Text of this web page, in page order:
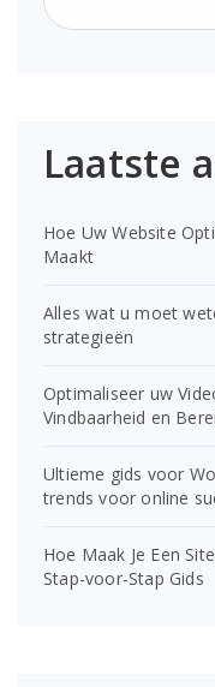
Laatste
Hoe Uw Website
Maakt
Alles wat u moet
strategieën
Optimaliseer uw
Vindbaarheid en
Ultieme gids voor
trends voor online
Hoe Maak Je Een
Stap-voor-Stap Gids